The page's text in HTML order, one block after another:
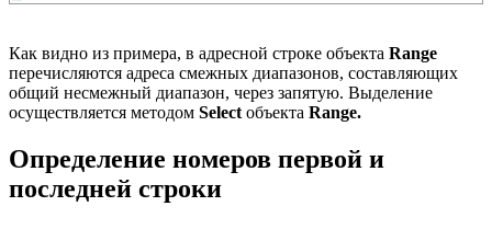
Как видно из примера, в адресной строке объекта Range
перечисляются адреса смежных диапазонов, составляющих
общий несмежный диапазон, через запятую. Выделение
осуществляется методом Select объекта Range.
Определение номеров первой и
последней строки